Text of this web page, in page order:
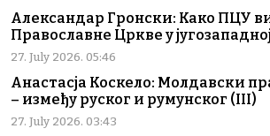
Александар Гронски: Како ПЦУ
Православне Цркве у
27. July 2026. 05:46
Анастасја Коскело: Молдавски
– између руског и румунског (III)
27. July 2026. 03:43